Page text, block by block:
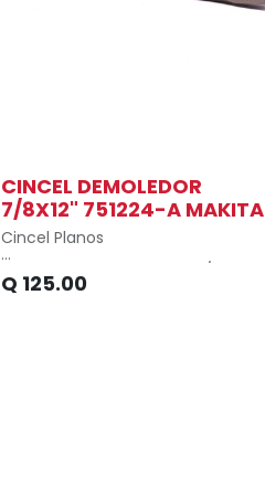
CINCEL DEMOLEDOR
7/8X12" 751224-A MAKITA
Cincel Planos
Tipo de Vástago : Hex de 3/4"
Q 125.00